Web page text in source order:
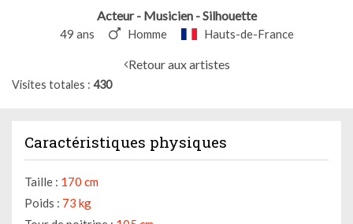
Acteur - Musicien - Silhouette
49 ans Homme Hauts-de-France
Retour aux artistes
Visites totales 430
Caractéristiques physiques
Taille : 170 cm
Poids : 73 kg